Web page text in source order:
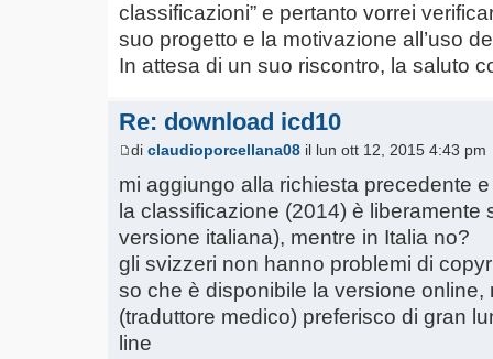
classificazioni” e pertanto vorrei
suo progetto e la motivazione all’uso
In attesa di un suo riscontro, la saluto
Re: download icd10
di claudioporcellana08 il lun ott 12, 2015 4:43 pm
mi aggiungo alla richiesta precedente
la classificazione (2014) è liberamente
versione italiana), mentre in Italia no?
gli svizzeri non hanno problemi di
so che è disponibile la versione online,
(traduttore medico) preferisco di gran
line